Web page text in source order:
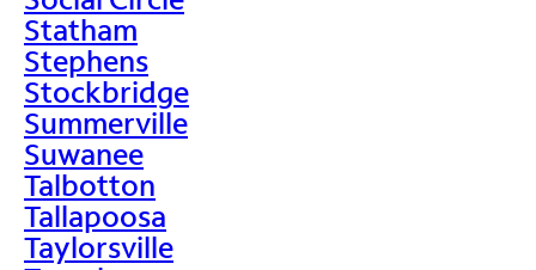
Statham
Stephens
Stockbridge
Summerville
Suwanee
Talbotton
Tallapoosa
Taylorsville